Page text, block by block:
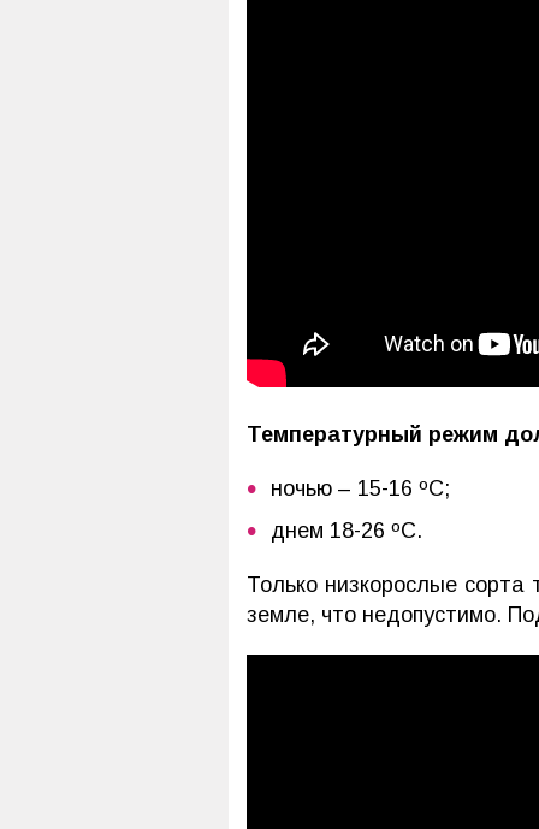
Температурный режим
ночью – 15-16 ºС;
днем 18-26 ºС.
Только низкорослые
земле, что недопустимо.